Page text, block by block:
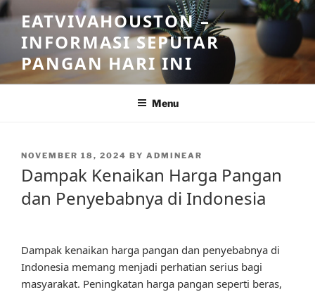
Skip
to
content
EATVIVAHOUSTON –
INFORMASI SEPUTAR
PANGAN HARI INI
Menu
POSTED
NOVEMBER 18, 2024 BY ADMINEAR
Dampak Kenaikan Harga Pangan
dan Penyebabnya di Indonesia
Dampak kenaikan harga pangan dan penyebabnya di
Indonesia memang menjadi perhatian serius bagi
masyarakat. Peningkatan harga pangan seperti beras,